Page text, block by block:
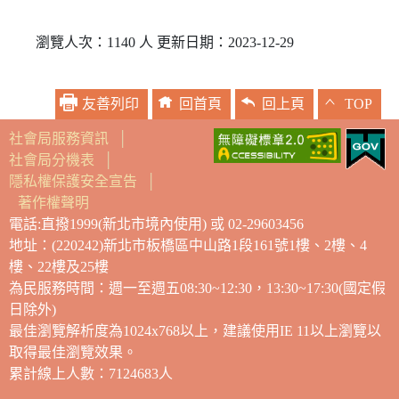
瀏覽人次：1140 人 更新日期：2023-12-29
友善列印 回首頁 回上頁 TOP
社會局服務資訊
社會局分機表
隱私權保護安全宣告
著作權聲明
電話:直撥1999(新北市境內使用) 或 02-29603456
地址：(220242)新北市板橋區中山路1段161號1樓、2樓、4
樓、22樓及25樓
為民服務時間：週一至週五08:30~12:30，13:30~17:30(國定假
日除外)
最佳瀏覽解析度為1024x768以上，建議使用IE 11以上瀏覽以
取得最佳瀏覽效果。
累計線上人數：7124683人